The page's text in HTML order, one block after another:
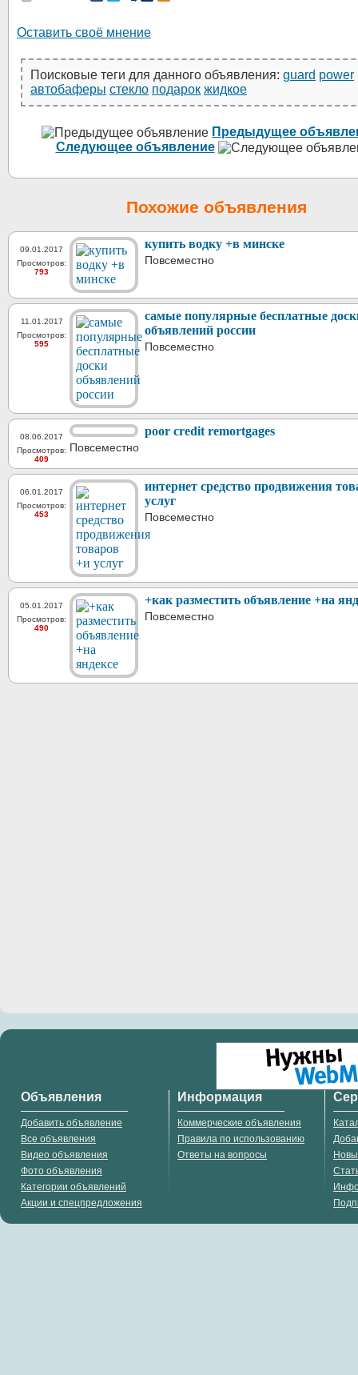
Оставить своё мнение
Поисковые теги для данного объявления: guard power
автобаферы стекло подарок жидкое
Предыдущее
Следующее объявление
Похожие объявления
09.01.2017
Просмотров:
793
купить водку +в минске
Повсеместно
11.01.2017
Просмотров:
595
самые популярные бесплатные
объявлений россии
Повсеместно
08.06.2017
Просмотров:
409
poor credit remortgages
Повсеместно
06.01.2017
Просмотров:
453
интернет средство продвижения
услуг
Повсеместно
05.01.2017
Просмотров:
490
+как разместить объявление +на
Повсеместно
Объявления
Добавить объявление
Все объявления
Видео объявления
Фото объявления
Категории объявлений
Акции и спецпредложения
Информация
Коммерческие объявления
Правила по использованию
Ответы на вопросы